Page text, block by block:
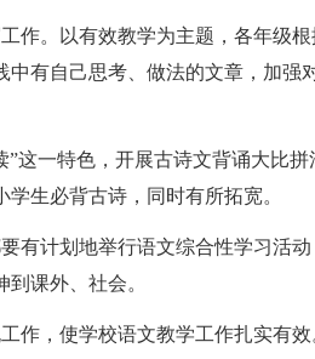
。以有效教学为主题，各年级根
中有自己思考、做法的文章，加强
一特色，开展古诗文背诵大比拼
生必背古诗，同时有所拓宽。
计划地举行语文综合性学习活动
课外、社会。
，使学校语文教学工作扎实有效